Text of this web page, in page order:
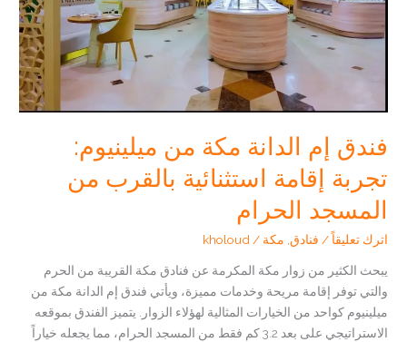
فندق إم الدانة مكة من ميلينيوم:
تجربة إقامة استثنائية بالقرب من
المسجد الحرام
اترك تعليقاً / فنادق مكة /
kholoud
يبحث الكثير من زوار مكة المكرمة عن فنادق مكة القريبة من الحرم
والتي توفر إقامة مريحة وخدمات مميزة، ويأتي فندق إم الدانة مكة من
ميلينيوم كواحد من الخيارات المثالية لهؤلاء الزوار. يتميز الفندق بموقعه
الاستراتيجي على بعد 3.2 كم فقط من المسجد الحرام، مما يجعله خياراً